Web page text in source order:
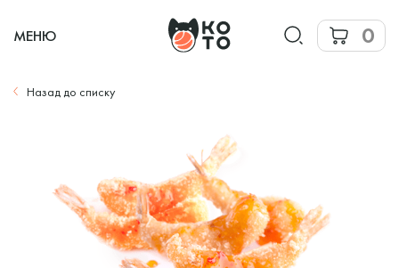
МЕНЮ 0
Назад до списку